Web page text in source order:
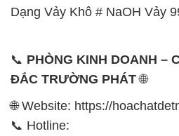
Dạng Vảy Khô # NaOH Vảy
📞 PHÒNG KINH DOANH –
ĐẮC TRƯỜNG PHÁT🌐
🌐 Website: https://
📞 Hotline: